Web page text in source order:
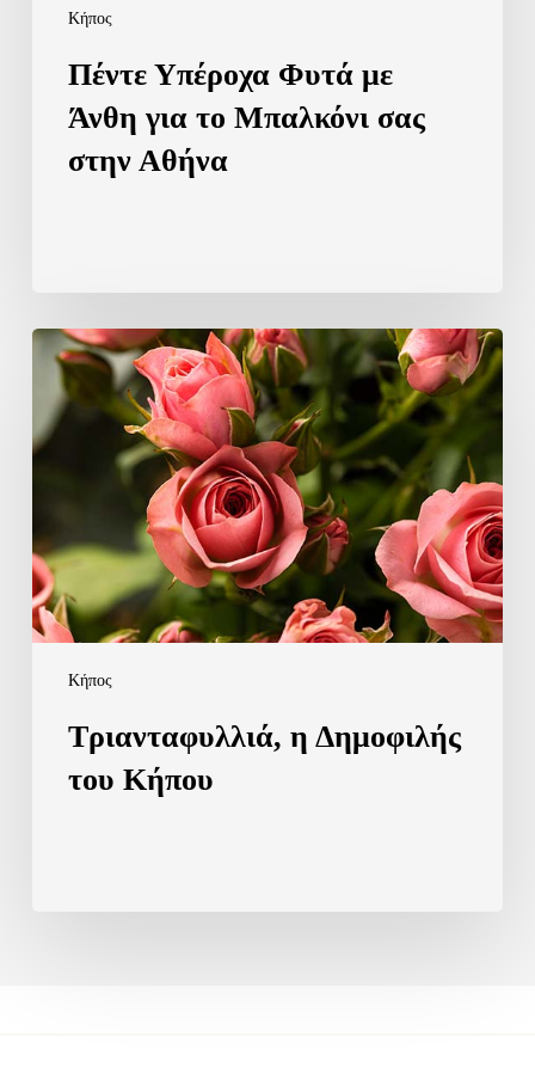
Κήπος
Πέντε Υπέροχα Φυτά με
Άνθη για το Μπαλκόνι σας
στην Αθήνα
Κήπος
Τριανταφυλλιά,
Δημοφιλής
του
Κήπου
Τριανταφυλλιά, η Δημοφιλής
του Κήπου